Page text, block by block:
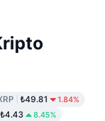
₺49.81 1.84%
₺4.43 8.45%